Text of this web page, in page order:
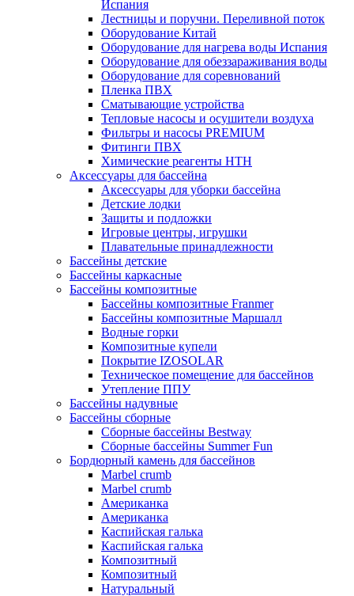
Испания
Лестницы и поручни. Переливной поток
Оборудование Китай
Оборудование для нагрева воды Испания
Оборудование для обеззараживания воды
Оборудование для соревнований
Пленка ПВХ
Сматывающие устройства
Тепловые насосы и осушители воздуха
Фильтры и насосы PREMIUM
Фитинги ПВХ
Химические реагенты HTH
Аксессуары для бассейна
Аксессуары для уборки бассейна
Детские лодки
Защиты и подложки
Игровые центры, игрушки
Плавательные принадлежности
Бассейны детские
Бассейны каркасные
Бассейны композитные
Бассейны композитные Franmer
Бассейны композитные Маршалл
Водные горки
Композитные купели
Покрытие IZOSOLAR
Техническое помещение для бассейнов
Утепление ППУ
Бассейны надувные
Бассейны сборные
Сборные бассейны Bestway
Сборные бассейны Summer Fun
Бордюрный камень для бассейнов
Marbel crumb
Marbel crumb
Американка
Американка
Каспийская галька
Каспийская галька
Композитный
Композитный
Натуральный